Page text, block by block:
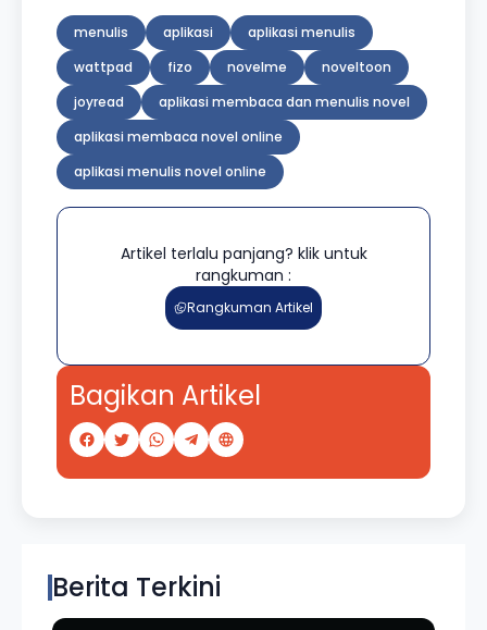
menulis aplikasi
aplikasi menulis
wattpad
fizo novelme
noveltoon
joyread
aplikasi membaca dan menulis novel
aplikasi membaca novel online
aplikasi menulis novel online
Artikel terlalu panjang? klik untuk
rangkuman :
Rangkuman Artikel
Bagikan Artikel
Berita Terkini